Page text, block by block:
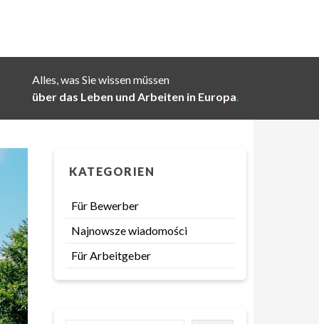
Alles, was Sie wissen müssen
über das Leben und Arbeiten in Europa.
KATEGORIEN
Für Bewerber
Najnowsze wiadomości
Für Arbeitgeber